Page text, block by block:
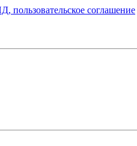
пользовательское соглашение